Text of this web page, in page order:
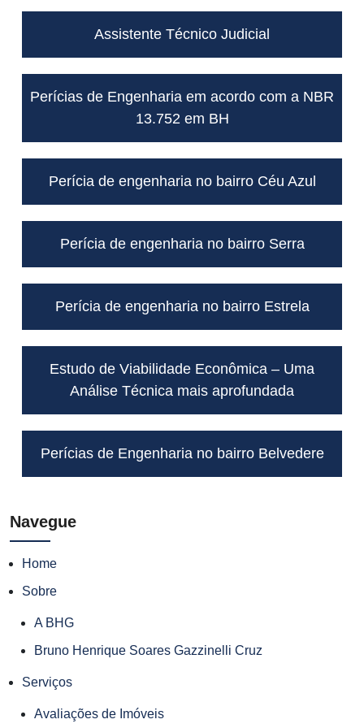
Assistente Técnico Judicial
Perícias de Engenharia em acordo com a NBR
13.752 em BH
Perícia de engenharia no bairro Céu Azul
Perícia de engenharia no bairro Serra
Perícia de engenharia no bairro Estrela
Estudo de Viabilidade Econômica – Uma
Análise Técnica mais aprofundada
Perícias de Engenharia no bairro Belvedere
Navegue
Home
Sobre
A BHG
Bruno Henrique Soares Gazzinelli Cruz
Serviços
Avaliações de Imóveis